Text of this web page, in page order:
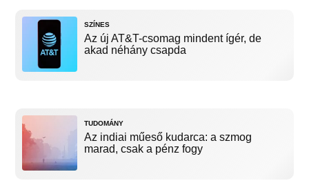
SZÍNES
Az új AT&T-csomag mindent ígér, de
akad néhány csapda
TUDOMÁNY
Az indiai műeső kudarca: a szmog
marad, csak a pénz fogy